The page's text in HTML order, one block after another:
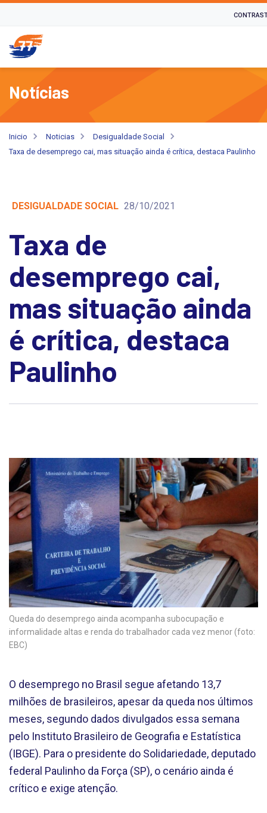
Notícias
Inicio Noticias
Desigualdade Social
Taxa de desemprego cai, mas situação ainda é crítica, destaca Paulinho
DESIGUALDADE SOCIAL 28/10/2021
Taxa de
desemprego cai,
mas situação ainda
é crítica, destaca
Paulinho
Queda do desemprego ainda acompanha subocupação e
informalidade altas e renda do trabalhador cada vez menor (foto:
EBC)
O desemprego no Brasil segue afetando 13,7
milhões de brasileiros, apesar da queda nos últimos
meses, segundo dados divulgados essa semana
pelo Instituto Brasileiro de Geografia e Estatística
(IBGE). Para o presidente do Solidariedade, deputado
federal Paulinho da Força (SP), o cenário ainda é
crítico e exige atenção.